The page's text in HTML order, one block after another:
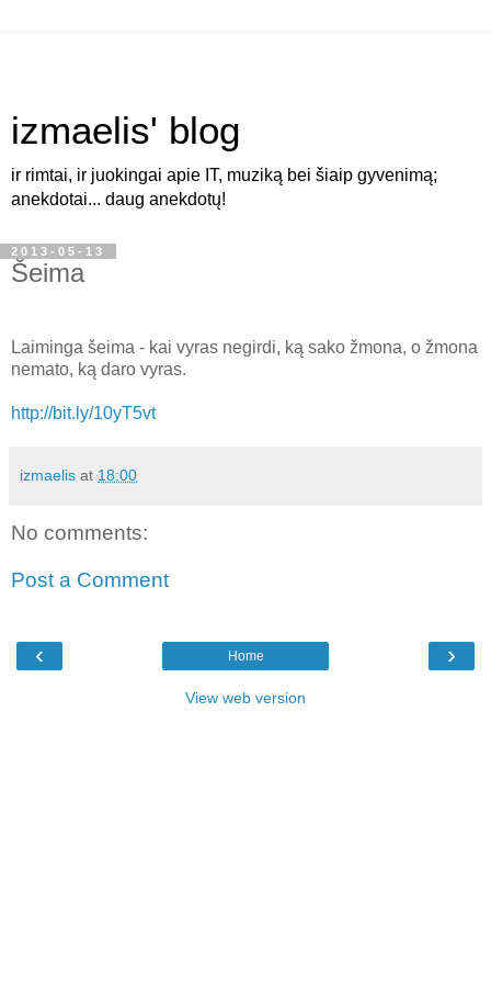
izmaelis' blog
ir rimtai, ir juokingai apie IT, muziką bei šiaip gyvenimą;
anekdotai... daug anekdotų!
2013-05-13
Šeima
Laiminga šeima - kai vyras negirdi, ką sako žmona, o žmona
nemato, ką daro vyras.
http://bit.ly/10yT5vt
izmaelis at 18:00
No comments:
Post a Comment
‹ ›
Home
View web version